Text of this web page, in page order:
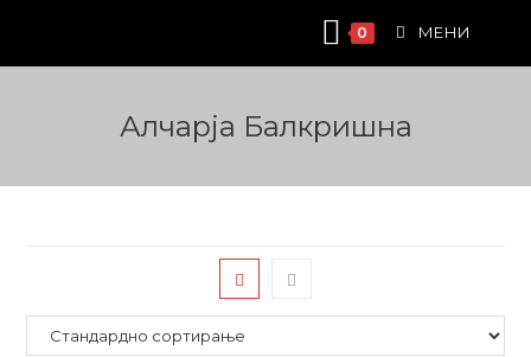
content
0 МЕНИ
Алчарја Балкришна